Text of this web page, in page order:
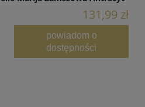
131,99 zł
powiadom o
dostępności